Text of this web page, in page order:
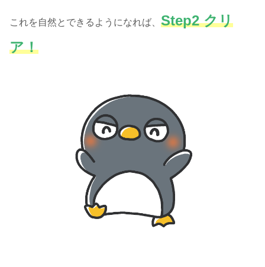
これを自然とできるようになれば、 Step2 クリ
ア！